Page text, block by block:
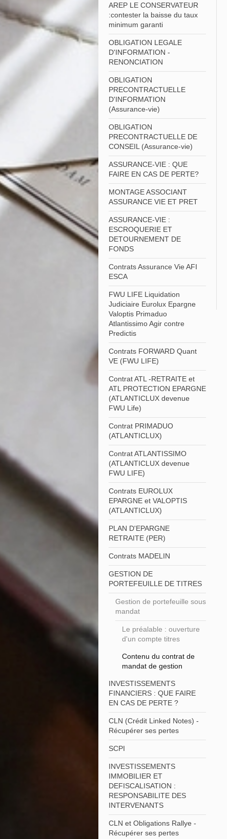
AREP LE CONSERVATEUR
:contester la baisse du taux
minimum garanti
OBLIGATION LEGALE
D'INFORMATION -
RENONCIATION
OBLIGATION
PRECONTRACTUELLE
D'INFORMATION
(Assurance-vie)
OBLIGATION
PRECONTRACTUELLE DE
CONSEIL (Assurance-vie)
ASSURANCE-VIE : QUE
FAIRE EN CAS DE PERTE?
MONTAGE ASSOCIANT
ASSURANCE VIE ET PRET
ASSURANCE-VIE :
ESCROQUERIE ET
DETOURNEMENT DE
FONDS
Contrats Assurance Vie AFI
ESCA
FWU LIFE Liquidation
Judiciaire Eurolux Epargne
Valoptis Primaduo
Atlantissimo Agir contre
Predictis
Contrats FORWARD Quant
VE (FWU LIFE)
Contrat ATL -RETRAITE et
ATL PROTECTION EPARGNE
(ATLANTICLUX devenue
FWU Life)
Contrat PRIMADUO
(ATLANTICLUX)
Contrat ATLANTISSIMO
(ATLANTICLUX devenue
FWU LIFE)
Contrats EUROLUX
EPARGNE et VALOPTIS
(ATLANTICLUX)
PLAN D'EPARGNE
RETRAITE (PER)
Contrats MADELIN
GESTION DE
PORTEFEUILLE DE TITRES
Gestion de portefeuille sous
mandat
Le préalable : ouverture
d'un compte titres
Contenu du contrat de
mandat de gestion
INVESTISSEMENTS
FINANCIERS : QUE FAIRE
EN CAS DE PERTE ?
CLN (Crédit Linked Notes) -
Récupérer ses pertes
SCPI
INVESTISSEMENTS
IMMOBILIER ET
DEFISCALISATION :
RESPONSABILITE DES
INTERVENANTS
CLN et Obligations Rallye -
Récupérer ses pertes